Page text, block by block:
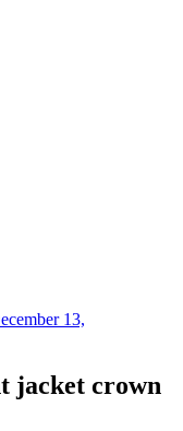
13,
jacket crown